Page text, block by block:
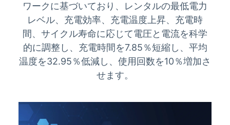
ワークに基づいており、レンタルの最低電力
レベル、充電効率、充電温度上昇、充電時
間、サイクル寿命に応じて電圧と電流を科学
的に調整し、充電時間を7.85％短縮し、平均
温度を32.95％低減し、使用回数を10％増加さ
せます。